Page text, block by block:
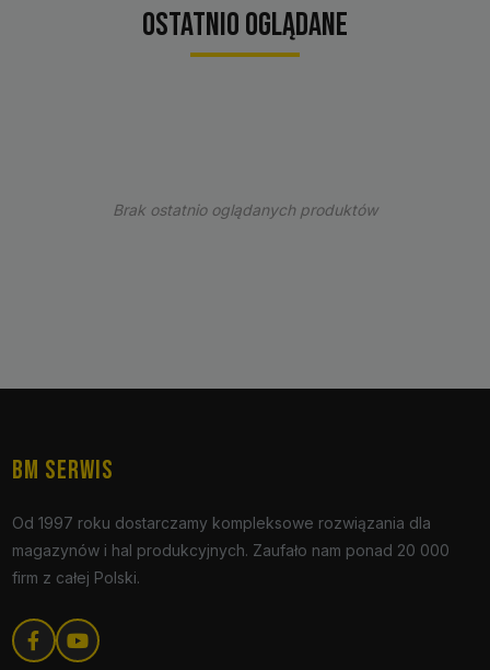
Ostatnio oglądane
Brak ostatnio oglądanych produktów
BM SERWIS
Od 1997 roku dostarczamy kompleksowe rozwiązania dla
magazynów i hal produkcyjnych. Zaufało nam ponad 20 000
firm z całej Polski.